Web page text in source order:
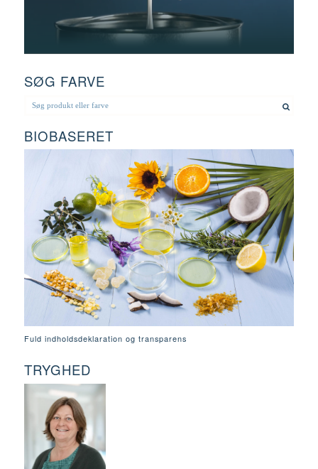
SØG FARVE
BIOBASERET
Fuld indholdsdeklaration og transparens
TRYGHED